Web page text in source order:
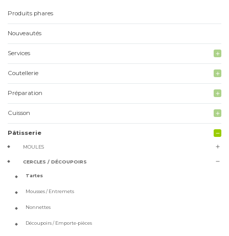
Produits phares
Nouveautés
Services add
Coutellerie add
Préparation add
Cuisson add
Pâtisserie remove
MOULES add
CERCLES / DÉCOUPOIRS remove
Tartes
Mousses / Entremets
Nonnettes
Découpoirs / Emporte-pièces